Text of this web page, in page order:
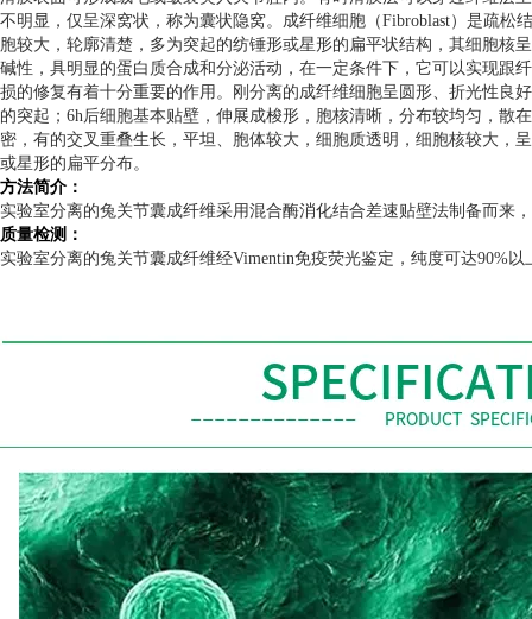
不明显，仅呈深窝状，称为囊状隐窝。成纤维细胞（Fibroblast）是疏松
胞较大，轮廓清楚，多为突起的纺锤形或星形的扁平状结构，其细胞核
碱性，具明显的蛋白质合成和分泌活动，在一定条件下，它可以实现跟
损的修复有着十分重要的作用。刚分离的成纤维细胞呈圆形、折光性良
的突起； 6h后细胞基本贴壁，伸展成梭形，胞核清晰，分布较均匀，散
密，有的交叉重叠生长，平坦、胞体较大，细胞质透明，细胞核较大，
或星形的扁平分布。
方法简介：
实验室分离的兔关节囊成纤维采用混合酶消化结合差速贴壁法制备而来
质量检测：
实验室分离的兔关节囊成纤维经Vimentin免疫荧光鉴定，纯度可达90%以